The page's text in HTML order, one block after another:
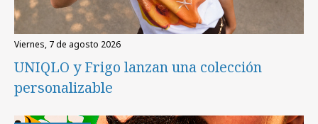
viernes, 7 de agosto 2026
UNIQLO y Frigo lanzan una colección
personalizable